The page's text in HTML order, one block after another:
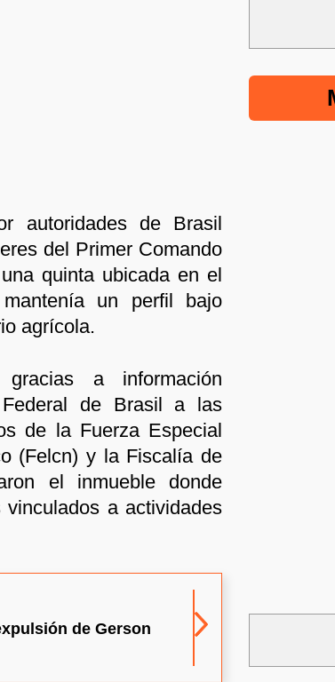
autoridades de Brasil
del Primer Comando
quinta ubicada en el
un perfil bajo
agrícola.
a información
de Brasil a las
de la Fuerza Especial
(Felcn) y la Fiscalía de
el inmueble donde
a actividades
de Gerson